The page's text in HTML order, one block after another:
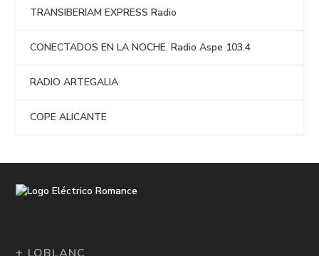
TRANSIBERIAM EXPRESS Radio
CONECTADOS EN LA NOCHE. Radio Aspe 103.4
RADIO ARTEGALIA
COPE ALICANTE